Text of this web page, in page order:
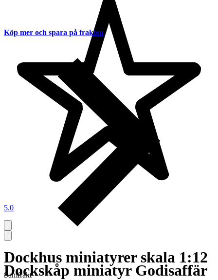
5.0
Dockhus miniatyrer skala 1:12
Dockskåp miniatyr Godisaffär
Köp mer och spara på frakten
Samfrakt